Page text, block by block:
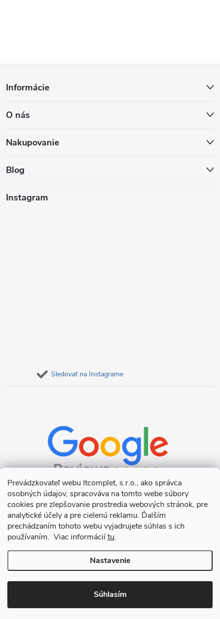
Prevádzkovateľ webu Itcomplet, s.r.o., ako správca
osobných údajov, spracováva na tomto webe súbory
cookies pre zlepšovanie prostredia webových stránok, pre
analytické účely a pre cielenú reklamu. Ďalším
prechádzaním tohoto webu vyjadrujete súhlas s ich
používaním. Viac informáciítu.
Nastavenie
Súhlasím
p
ä
Informácie
O nás
Nakupovanie
Blog
Instagram
Sledovať na Instagrame
Copyright 2026Itcomplet s.r.o.. Všetky práva vyhradené.Upraviť
nastavenie cookies